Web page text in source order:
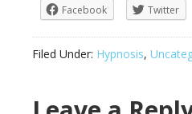
Facebook
Twitter
Filed Under: Hypnosis,